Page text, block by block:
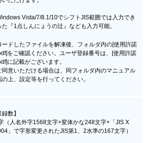
Vista/7/8.1/10でシフトJIS範囲では入力でき
『1点しんにょうの辻』なども入力可能。
ードしたファイルを解凍後、フォルダ内の[使用許諾
をご確認ください。ユーザ登録番号は、[使用許諾
に記載がございます。
同意いただける場合は、同フォルダ内のマニュアル
の上、設定等を行ってください。
録数】
（人名外字1568文字+変体かな248文字+「JIS X
」で字形変更されたJIS第1、2水準の167文字）